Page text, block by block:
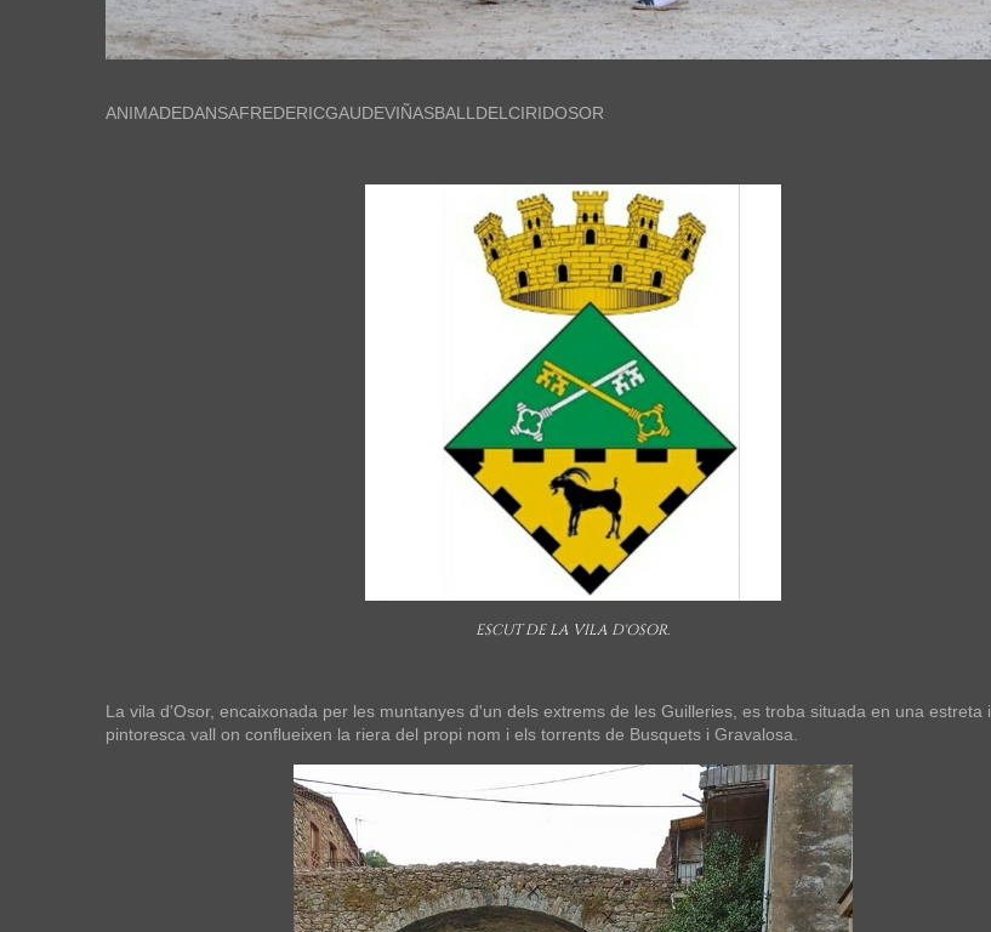
ANIMADEDANSAFREDERICGAUDEVIÑASBALLDELCIRIDOSOR
ESCUT DE LA VILA D'OSOR.
La vila d'Osor, encaixonada per les muntanyes d'un dels extrems de les Guilleries, es troba situada en una estreta i
pintoresca vall on conflueixen la riera del propi nom i els torrents de Busquets i Gravalosa.